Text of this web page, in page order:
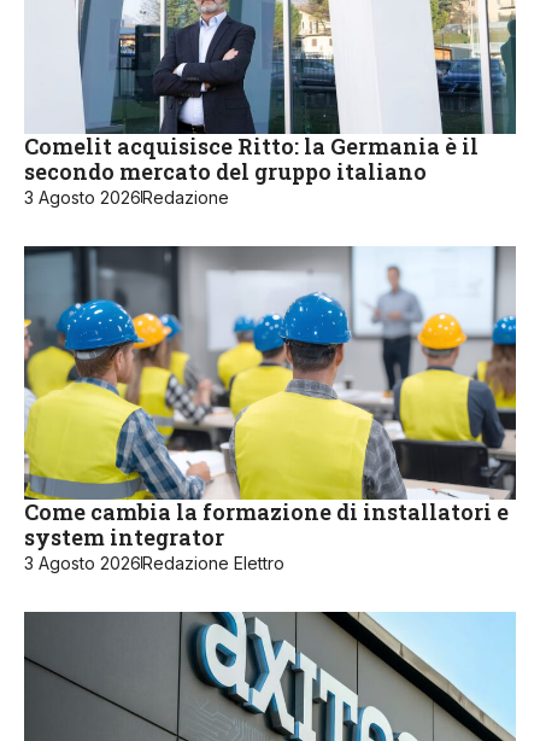
Comelit acquisisce Ritto: la Germania è il
secondo mercato del gruppo italiano
3 Agosto 2026Redazione
Come cambia la formazione di installatori e
system integrator
3 Agosto 2026Redazione Elettro